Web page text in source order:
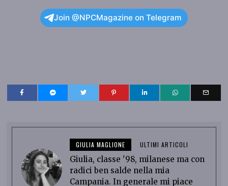
Join @NPCMagazine on Telegram
GIULIA MAGLIONE ULTIMI ARTICOLI
Giulia, classe '98, milanese ma con
radici ben salde nella mia
Campania. In generale mi piace